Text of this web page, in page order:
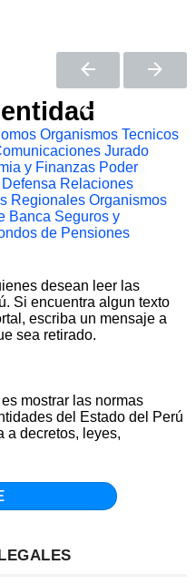
Organismos Tecnicos
Jurado
y Finanzas Poder
Defensa Relaciones
Regionales Organismos
Banca Seguros y
de Pensiones
desean leer las
Si encuentra algun texto
escriba un mensaje a
sea retirado.
mostrar las normas
del Estado del Perú
a decretos, leyes,